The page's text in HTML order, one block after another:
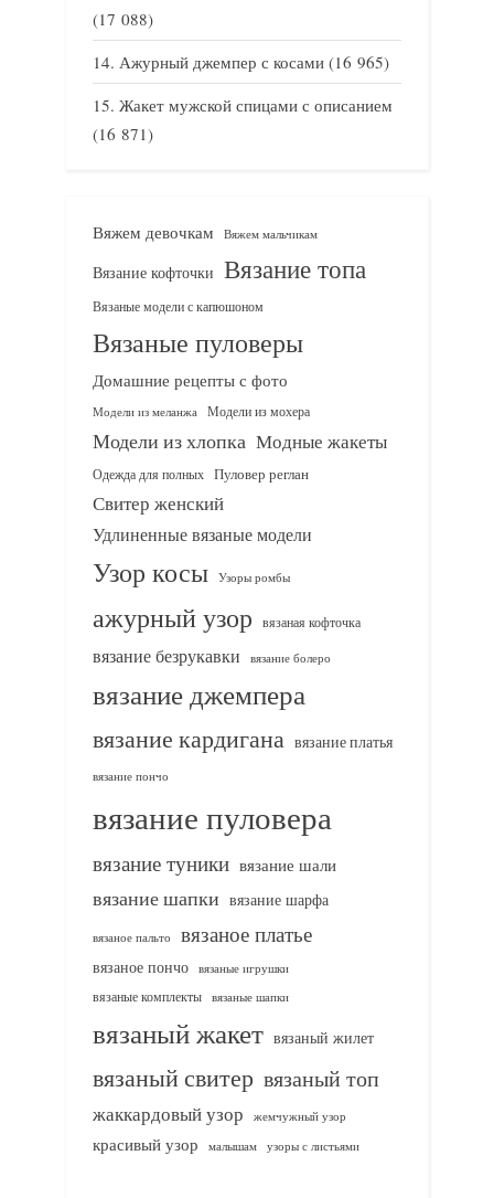
(17 088)
Ажурный джемпер с косами (16 965)
Жакет мужской спицами с описанием
(16 871)
Вяжем девочкам Вяжем мальчикам
Вязание кофточки Вязание топа
Вязаные модели с капюшоном
Вязаные пуловеры
Домашние рецепты с фото
Модели из меланжа Модели из мохера
Модели из хлопка Модные жакеты
Одежда для полных Пуловер реглан
Свитер женский
Удлиненные вязаные модели
Узор косы Узоры ромбы
ажурный узор вязаная кофточка
вязание безрукавки вязание болеро
вязание джемпера
вязание кардигана вязание платья
вязание пончо
вязание пуловера
вязание туники вязание шали
вязание шапки вязание шарфа
вязаное пальто вязаное платье
вязаное пончо вязаные игрушки
вязаные комплекты
вязаные шапки
вязаный жакет вязаный жилет
вязаный свитер вязаный топ
жаккардовый узор жемчужный узор
красивый узор малышам узоры с листьями